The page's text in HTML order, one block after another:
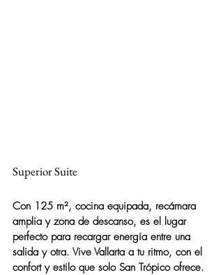
Superior Suite
Con 125 m², cocina equipada, recámara
amplia y zona de descanso, es el lugar
perfecto para recargar energía entre una
salida y otra. Vive Vallarta a tu ritmo, con el
confort y estilo que solo San Trópico ofrece.